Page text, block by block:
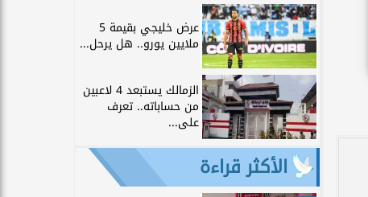
عرض خليجي بقيمة 5
ملايين يورو.. هل يرحل...
الزمالك يستبعد 4 لاعبين
من حساباته.. تعرف
على...
الأكثر قراءة